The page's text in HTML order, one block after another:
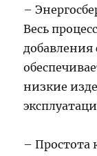
–
Весь
добавления
низкие
– Простота